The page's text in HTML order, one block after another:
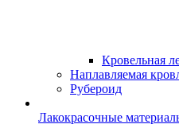
Кровельная
Наплавляемая
Рубероид
Лакокрасочные